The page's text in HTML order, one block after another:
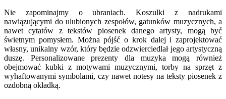
Nie zapominajmy o ubraniach. Koszulki z nadrukami
nawiązującymi do ulubionych zespołów, gatunków muzycznych, a
nawet cytatów z tekstów piosenek danego artysty, mogą być
świetnym pomysłem. Można pójść o krok dalej i zaprojektować
własny, unikalny wzór, który będzie odzwierciedlał jego artystyczną
duszę. Personalizowane prezenty dla muzyka mogą również
obejmować kubki z motywami muzycznymi, torby na sprzęt z
wyhaftowanymi symbolami, czy nawet notesy na teksty piosenek z
ozdobną okładką.